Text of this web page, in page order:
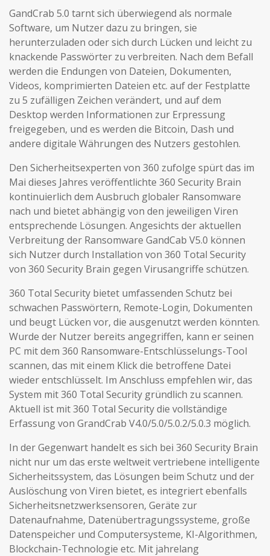
GandCrab 5.0 tarnt sich überwiegend als normale
Software, um Nutzer dazu zu bringen, sie
herunterzuladen oder sich durch Lücken und leicht zu
knackende Passwörter zu verbreiten. Nach dem Befall
werden die Endungen von Dateien, Dokumenten,
Videos, komprimierten Dateien etc. auf der Festplatte
zu 5 zufälligen Zeichen verändert, und auf dem
Desktop werden Informationen zur Erpressung
freigegeben, und es werden die Bitcoin, Dash und
andere digitale Währungen des Nutzers gestohlen.
Den Sicherheitsexperten von 360 zufolge spürt das im
Mai dieses Jahres veröffentlichte 360 Security Brain
kontinuierlich dem Ausbruch globaler Ransomware
nach und bietet abhängig von den jeweiligen Viren
entsprechende Lösungen. Angesichts der aktuellen
Verbreitung der Ransomware GandCab V5.0 können
sich Nutzer durch Installation von 360 Total Security
von 360 Security Brain gegen Virusangriffe schützen.
360 Total Security bietet umfassenden Schutz bei
schwachen Passwörtern, Remote-Login, Dokumenten
und beugt Lücken vor, die ausgenutzt werden könnten.
Wurde der Nutzer bereits angegriffen, kann er seinen
PC mit dem 360 Ransomware-Entschlüsselungs-Tool
scannen, das mit einem Klick die betroffene Datei
wieder entschlüsselt. Im Anschluss empfehlen wir, das
System mit 360 Total Security gründlich zu scannen.
Aktuell ist mit 360 Total Security die vollständige
Erfassung von GrandCrab V4.0/5.0/5.0.2/5.0.3 möglich.
In der Gegenwart handelt es sich bei 360 Security Brain
nicht nur um das erste weltweit vertriebene intelligente
Sicherheitssystem, das Lösungen beim Schutz und der
Auslöschung von Viren bietet, es integriert ebenfalls
Sicherheitsnetzwerksensoren, Geräte zur
Datenaufnahme, Datenübertragungssysteme, große
Datenspeicher und Computersysteme, KI-Algorithmen,
Blockchain-Technologie etc. Mit jahrelang